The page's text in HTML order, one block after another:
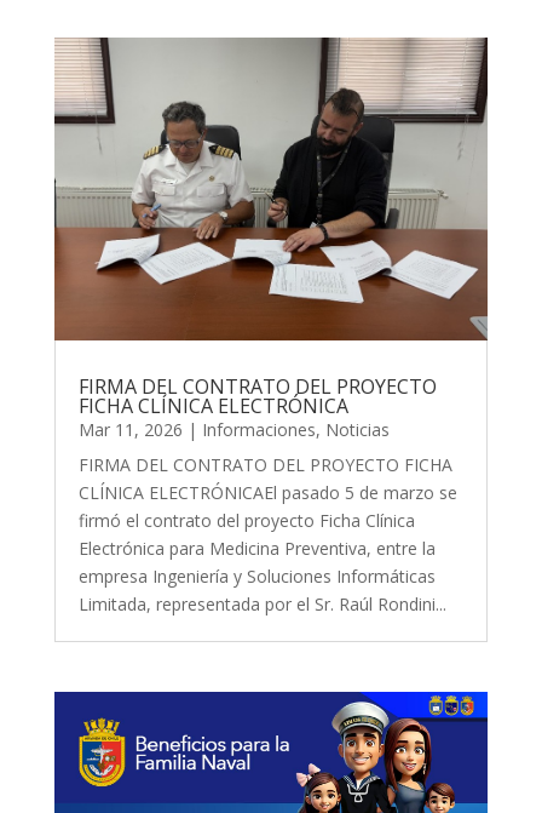
FIRMA DEL CONTRATO DEL PROYECTO
FICHA CLÍNICA ELECTRÓNICA
Mar 11, 2026 | Informaciones, Noticias
FIRMA DEL CONTRATO DEL PROYECTO FICHA
CLÍNICA ELECTRÓNICAEl pasado 5 de marzo se
firmó el contrato del proyecto Ficha Clínica
Electrónica para Medicina Preventiva, entre la
empresa Ingeniería y Soluciones Informáticas
Limitada, representada por el Sr. Raúl Rondini...